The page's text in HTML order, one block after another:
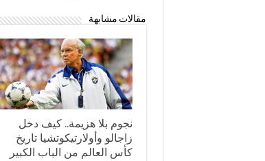
مقالات مشابهة
نجوم بلا هزيمة.. كيف دخل
زاجالو وأولارتيكوتشيا تاريخ
كأس العالم من الباب الكبير